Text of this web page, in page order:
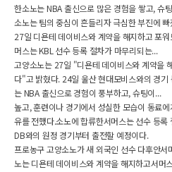
한소노는 NBA 출신으로 많은 경험을 쌓고, 슈
소노는 팀의 중심이 흔들리자 극심한 부진에
27일 디욘테 데이비스와 계약을 해지하고 포
머스는 KBL 선수 등록 절차가 마무리되는...
고양소노는 27일 "디욘테 데이비스와 계약을
다"고 밝혔다. 24일 울산 현대모비스와의 경
는 NBA 출신으로 경험이 풍부하고, 슈팅이...
높고, 훈련이나 경기에서 성실한 모습이 동료
유를 전했다.소노에 합류한서머스는 선수 등
DB와의 원정 경기부터 출전할 예정이다.
프로농구 고양소노가 새 외국인 선수 다후안
노는 디욘테 데이비스와 계약을 해지하고서머